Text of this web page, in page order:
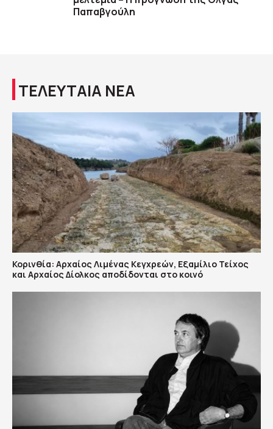
Παπαβγούλη
ΤΕΛΕΥΤΑΙΑ ΝΕΑ
Κορινθία: Αρχαίος Λιμένας Κεγχρεών, Εξαμίλιο Τείχος
και Aρχαίος Δίολκος αποδίδονται στο κοινό